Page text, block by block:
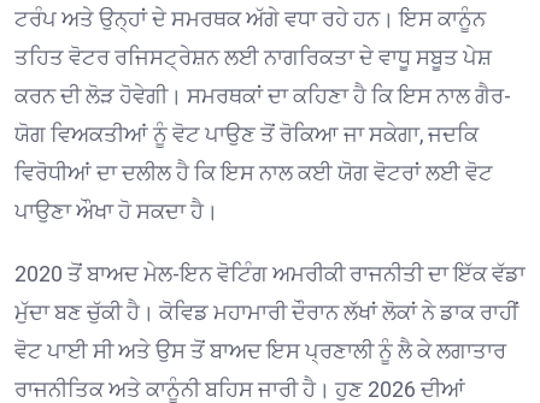
ਟਰੰਪ ਅਤੇ ਉਨ੍ਹਾਂ ਦੇ ਸਮਰਥਕ ਅੱਗੇ ਵਧਾ ਰਹੇ ਹਨ। ਇਸ ਕਾਨੂੰਨ
ਤਹਿਤ ਵੋਟਰ ਰਜਿਸਟ੍ਰੇਸ਼ਨ ਲਈ ਨਾਗਰਿਕਤਾ ਦੇ ਵਾਧੂ ਸਬੂਤ ਪੇਸ਼
ਕਰਨ ਦੀ ਲੋੜ ਹੋਵੇਗੀ। ਸਮਰਥਕਾਂ ਦਾ ਕਹਿਣਾ ਹੈ ਕਿ ਇਸ ਨਾਲ ਗੈਰ-
ਯੋਗ ਵਿਅਕਤੀਆਂ ਨੂੰ ਵੋਟ ਪਾਉਣ ਤੋਂ ਰੋਕਿਆ ਜਾ ਸਕੇਗਾ, ਜਦਕਿ
ਵਿਰੋਧੀਆਂ ਦਾ ਦਲੀਲ ਹੈ ਕਿ ਇਸ ਨਾਲ ਕਈ ਯੋਗ ਵੋਟਰਾਂ ਲਈ ਵੋਟ
ਪਾਉਣਾ ਔਖਾ ਹੋ ਸਕਦਾ ਹੈ।
2020 ਤੋਂ ਬਾਅਦ ਮੇਲ-ਇਨ ਵੋਟਿੰਗ ਅਮਰੀਕੀ ਰਾਜਨੀਤੀ ਦਾ ਇੱਕ ਵੱਡਾ
ਮੁੱਦਾ ਬਣ ਚੁੱਕੀ ਹੈ। ਕੋਵਿਡ ਮਹਾਮਾਰੀ ਦੌਰਾਨ ਲੱਖਾਂ ਲੋਕਾਂ ਨੇ ਡਾਕ ਰਾਹੀਂ
ਵੋਟ ਪਾਈ ਸੀ ਅਤੇ ਉਸ ਤੋਂ ਬਾਅਦ ਇਸ ਪ੍ਰਣਾਲੀ ਨੂੰ ਲੈ ਕੇ ਲਗਾਤਾਰ
ਰਾਜਨੀਤਿਕ ਅਤੇ ਕਾਨੂੰਨੀ ਬਹਿਸ ਜਾਰੀ ਹੈ। ਹੁਣ 2026 ਦੀਆਂ